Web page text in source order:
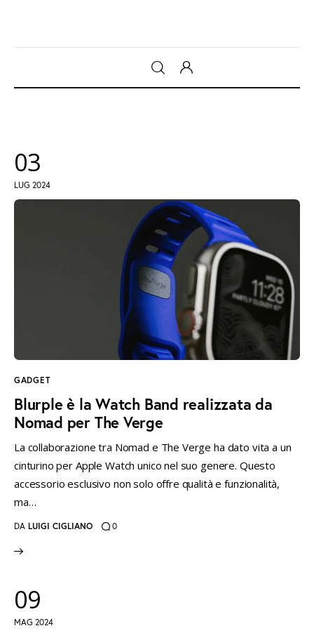
Intrattenimento
instagramm
threadstwitter-
x
rss
03
LUG 2024
GADGET
Blurple è la Watch Band realizzata da
Nomad per The Verge
La collaborazione tra Nomad e The Verge ha dato vita a un
cinturino per Apple Watch unico nel suo genere. Questo
accessorio esclusivo non solo offre qualità e funzionalità,
ma…
DA LUIGI CIGLIANO 0
09
MAG 2024